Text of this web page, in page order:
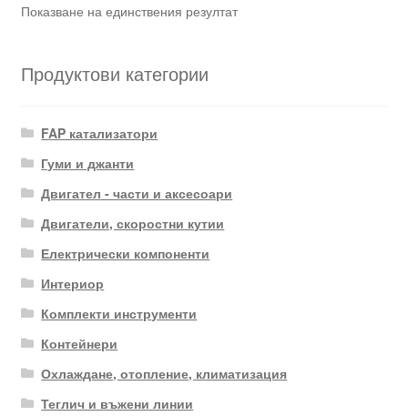
Показване на единствения резултат
Продуктови категории
FAP катализатори
Гуми и джанти
Двигател - части и аксесоари
Двигатели, скоростни кутии
Електрически компоненти
Интериор
Комплекти инструменти
Контейнери
Охлаждане, отопление, климатизация
Теглич и въжени линии